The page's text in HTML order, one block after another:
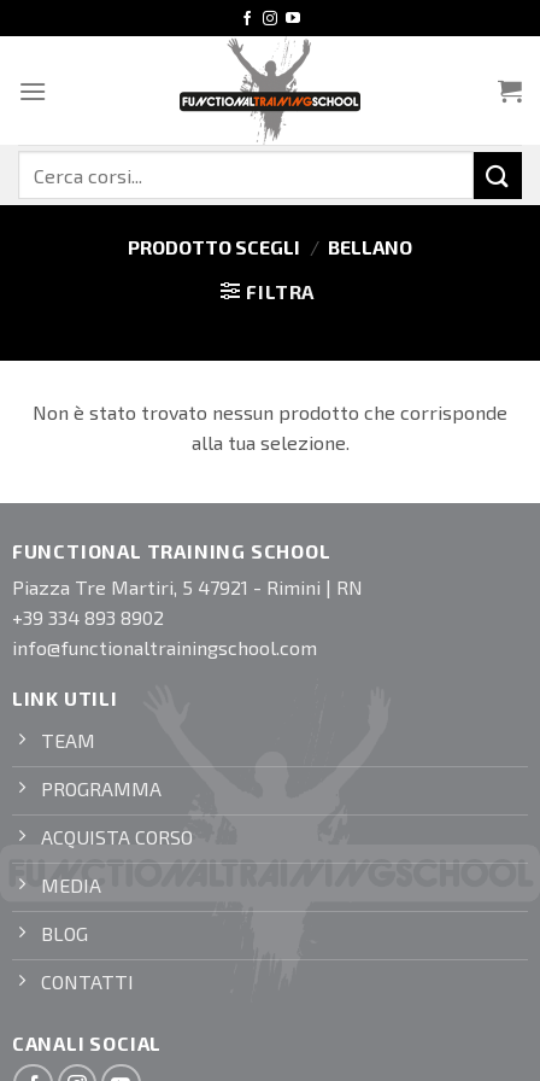
ai
PRODOTTO SCEGLI / BELLANO
FILTRA
Non è stato trovato nessun prodotto che corrisponde
alla tua selezione.
FUNCTIONAL TRAINING SCHOOL
Piazza Tre Martiri, 5 47921 - Rimini | RN
+39 334 893 8902
info@functionaltrainingschool.com
LINK UTILI
TEAM
PROGRAMMA
ACQUISTA CORSO
MEDIA
BLOG
CONTATTI
CANALI SOCIAL